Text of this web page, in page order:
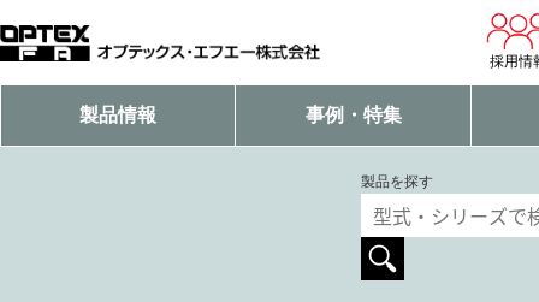
採用情
製品情報 事例・特集
製品を探す